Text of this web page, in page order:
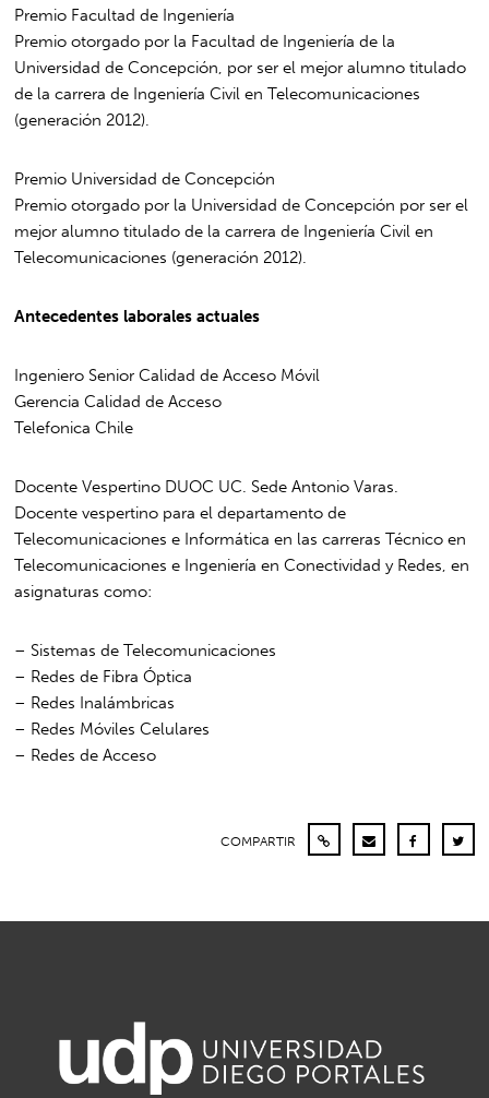
Premio Facultad de Ingeniería
Premio otorgado por la Facultad de Ingeniería de la
Universidad de Concepción, por ser el mejor alumno titulado
de la carrera de Ingeniería Civil en Telecomunicaciones
(generación 2012).
Premio Universidad de Concepción
Premio otorgado por la Universidad de Concepción por ser el
mejor alumno titulado de la carrera de Ingeniería Civil en
Telecomunicaciones (generación 2012).
Antecedentes laborales actuales
Ingeniero Senior Calidad de Acceso Móvil
Gerencia Calidad de Acceso
Telefonica Chile
Docente Vespertino DUOC UC. Sede Antonio Varas.
Docente vespertino para el departamento de
Telecomunicaciones e Informática en las carreras Técnico en
Telecomunicaciones e Ingeniería en Conectividad y Redes, en
asignaturas como:
– Sistemas de Telecomunicaciones
– Redes de Fibra Óptica
– Redes Inalámbricas
– Redes Móviles Celulares
– Redes de Acceso
COMPARTIR